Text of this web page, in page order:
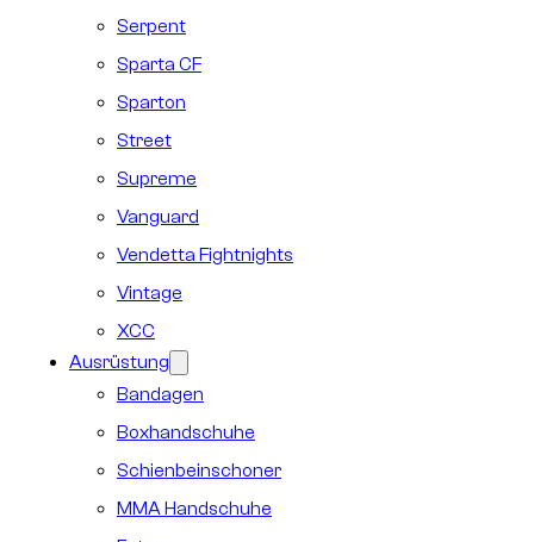
Serpent
Sparta CF
Sparton
Street
Supreme
Vanguard
Vendetta Fightnights
Vintage
XCC
Ausrüstung
Bandagen
Boxhandschuhe
Schienbeinschoner
MMA Handschuhe